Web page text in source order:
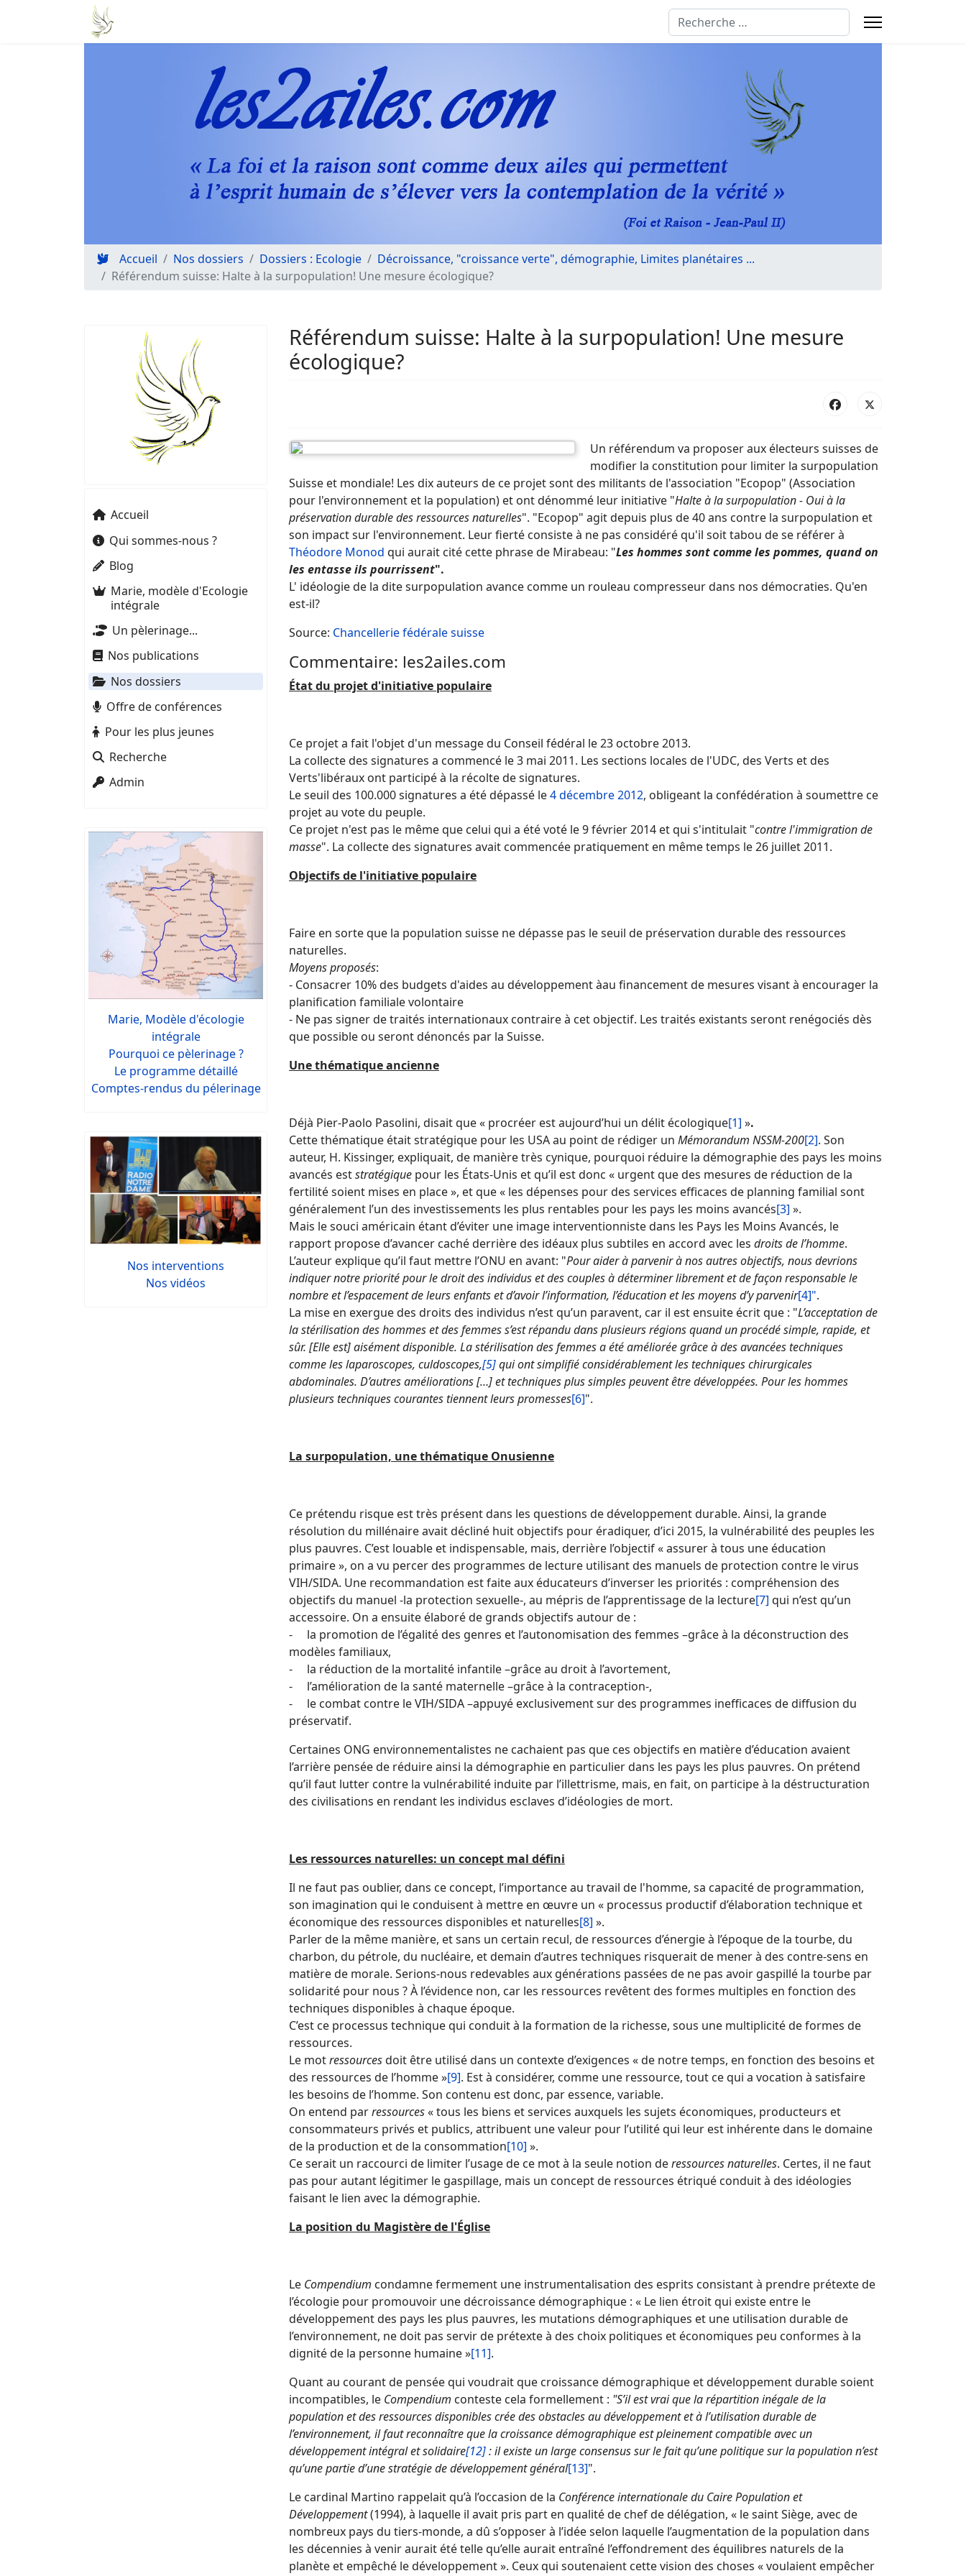
Rechercher
Accueil Nos dossiers Dossiers : Ecologie
Décroissance, "croissance verte", démographie, Limites planétaires ...
Référendum suisse: Halte à la surpopulation! Une mesure écologique?
Accueil
Qui sommes-nous ?
Blog
Marie, modèle d'Ecologie
intégrale
Un pèlerinage...
Nos publications
Nos dossiers
Offre de conférences
Pour les plus jeunes
Recherche
Admin
Marie, Modèle d'écologie
intégrale
Pourquoi ce pèlerinage ?
Le programme détaillé
Comptes-rendus du pélerinage
Nos interventions
Nos vidéos
Référendum suisse: Halte à la surpopulation! Une mesure
écologique?
Un référendum va proposer aux électeurs suisses de
modifier la constitution pour limiter la surpopulation
Suisse et mondiale! Les dix auteurs de ce projet sont des militants de l'association "Ecopop" (Association
pour l'environnement et la population) et ont dénommé leur initiative "Halte à la surpopulation - Oui à la
préservation durable des ressources naturelles". "Ecopop" agit depuis plus de 40 ans contre la surpopulation et
son impact sur l'environnement. Leur fierté consiste à ne pas considéré qu'il soit tabou de se référer à
Théodore Monod qui aurait cité cette phrase de Mirabeau: "Les hommes sont comme les pommes, quand on
les entasse ils pourrissent".
L' idéologie de la dite surpopulation avance comme un rouleau compresseur dans nos démocraties. Qu'en
est-il?
Source: Chancellerie fédérale suisse
Commentaire: les2ailes.com
État du projet d'initiative populaire
Ce projet a fait l'objet d'un message du Conseil fédéral le 23 octobre 2013.
La collecte des signatures a commencé le 3 mai 2011. Les sections locales de l'UDC, des Verts et des
Verts'libéraux ont participé à la récolte de signatures.
Le seuil des 100.000 signatures a été dépassé le4 décembre 2012, obligeant la confédération à soumettre ce
projet au vote du peuple.
Ce projet n'est pas le même que celui qui a été voté le 9 février 2014 et qui s'intitulait "contre l'immigration de
masse". La collecte des signatures avait commencée pratiquement en même temps le 26 juillet 2011.
Objectifs de l'initiative populaire
Faire en sorte que la population suisse ne dépasse pas le seuil de préservation durable des ressources
naturelles.
Moyens proposés:
- Consacrer 10% des budgets d'aides au développement àau financement de mesures visant à encourager la
planification familiale volontaire
- Ne pas signer de traités internationaux contraire à cet objectif. Les traités existants seront renégociés dès
que possible ou seront dénoncés par la Suisse.
Une thématique ancienne
Déjà Pier-Paolo Pasolini, disait que « procréer est aujourd’hui un délit écologique[1] ».
Cette thématique était stratégique pour les USA au point de rédiger un Mémorandum NSSM-200[2]. Son
auteur, H. Kissinger, expliquait, de manière très cynique, pourquoi réduire la démographie des pays les moins
avancés eststratégique pour les États-Unis et qu’il est donc « urgent que des mesures de réduction de la
fertilité soient mises en place », et que « les dépenses pour des services efficaces de planning familial sont
généralement l’un des investissements les plus rentables pour les pays les moins avancés[3] ».
Mais le souci américain étant d’éviter une image interventionniste dans les Pays les Moins Avancés, le
rapport propose d’avancer caché derrière des idéaux plus subtiles en accord avec les droits de l’homme.
L’auteur explique qu’il faut mettre l’ONU en avant: "Pour aider à parvenir à nos autres objectifs, nous devrions
indiquer notre priorité pour le droit des individus et des couples à déterminer librement et de façon responsable le
nombre et l’espacement de leurs enfants et d’avoir l’information, l’éducation et les moyens d’y parvenir[4]".
La mise en exergue des droits des individus n’est qu’un paravent, car il est ensuite écrit que : "L’acceptation de
la stérilisation des hommes et des femmes s’est répandu dans plusieurs régions quand un procédé simple, rapide, et
sûr. [Elle est] aisément disponible. La stérilisation des femmes a été améliorée grâce à des avancées techniques
comme les laparoscopes, culdoscopes,[5]qui ont simplifié considérablement les techniques chirurgicales
abdominales. D’autres améliorations […] et techniques plus simples peuvent être développées. Pour les hommes
plusieurs techniques courantes tiennent leurs promesses[6]".
La surpopulation, une thématique Onusienne
Ce prétendu risque est très présent dans les questions de développement durable. Ainsi, la grande
résolution du millénaire avait décliné huit objectifs pour éradiquer, d’ici 2015, la vulnérabilité des peuples les
plus pauvres. C’est louable et indispensable, mais, derrière l’objectif « assurer à tous une éducation
primaire », on a vu percer des programmes de lecture utilisant des manuels de protection contre le virus
VIH/SIDA. Une recommandation est faite aux éducateurs d’inverser les priorités : compréhension des
objectifs du manuel -la protection sexuelle-, au mépris de l’apprentissage de la lecture[7] qui n’est qu’un
accessoire. On a ensuite élaboré de grands objectifs autour de :
- la promotion de l’égalité des genres et l’autonomisation des femmes –grâce à la déconstruction des
modèles familiaux,
- la réduction de la mortalité infantile –grâce au droit à l’avortement,
- l’amélioration de la santé maternelle –grâce à la contraception-,
- le combat contre le VIH/SIDA –appuyé exclusivement sur des programmes inefficaces de diffusion du
préservatif.
Certaines ONG environnementalistes ne cachaient pas que ces objectifs en matière d’éducation avaient
l’arrière pensée de réduire ainsi la démographie en particulier dans les pays les plus pauvres. On prétend
qu’il faut lutter contre la vulnérabilité induite par l’illettrisme, mais, en fait, on participe à la déstructuration
des civilisations en rendant les individus esclaves d’idéologies de mort.
Les ressources naturelles: un concept mal défini
Il ne faut pas oublier, dans ce concept, l’importance au travail de l'homme, sa capacité de programmation,
son imagination qui le conduisent à mettre en œuvre un « processus productif d’élaboration technique et
économique des ressources disponibles et naturelles[8] ».
Parler de la même manière, et sans un certain recul, de ressources d’énergie à l’époque de la tourbe, du
charbon, du pétrole, du nucléaire, et demain d’autres techniques risquerait de mener à des contre-sens en
matière de morale. Serions-nous redevables aux générations passées de ne pas avoir gaspillé la tourbe par
solidarité pour nous ? À l’évidence non, car les ressources revêtent des formes multiples en fonction des
techniques disponibles à chaque époque.
C’est ce processus technique qui conduit à la formation de la richesse, sous une multiplicité de formes de
ressources.
Le motressourcesdoit être utilisé dans un contexte d’exigences « de notre temps, en fonction des besoins et
des ressources de l’homme »[9]. Est à considérer, comme une ressource, tout ce qui a vocation à satisfaire
les besoins de l’homme. Son contenu est donc, par essence, variable.
On entend parressources« tous les biens et services auxquels les sujets économiques, producteurs et
consommateurs privés et publics, attribuent une valeur pour l’utilité qui leur est inhérente dans le domaine
de la production et de la consommation[10] ».
Ce serait un raccourci de limiter l’usage de ce mot à la seule notion deressources naturelles. Certes, il ne faut
pas pour autant légitimer le gaspillage, mais un concept de ressources étriqué conduit à des idéologies
faisant le lien avec la démographie.
La position du Magistère de l'Église
Le Compendium condamne fermement une instrumentalisation des esprits consistant à prendre prétexte de
l’écologie pour promouvoir une décroissance démographique : « Le lien étroit qui existe entre le
développement des pays les plus pauvres, les mutations démographiques et une utilisation durable de
l’environnement, ne doit pas servir de prétexte à des choix politiques et économiques peu conformes à la
dignité de la personne humaine »[11].
Quant au courant de pensée qui voudrait que croissance démographique et développement durable soient
incompatibles, le Compendium conteste cela formellement : "S’il est vrai que la répartition inégale de la
population et des ressources disponibles crée des obstacles au développement et à l’utilisation durable de
l’environnement, il faut reconnaître que la croissance démographique est pleinement compatible avec un
développement intégral et solidaire[12]: il existe un large consensus sur le fait qu’une politique sur la population n’est
qu’une partie d’une stratégie de développement général[13]".
Le cardinal Martino rappelait qu’à l’occasion de la Conférence internationale du Caire Population et
Développement(1994), à laquelle il avait pris part en qualité de chef de délégation, « le saint Siège, avec de
nombreux pays du tiers-monde, a dû s’opposer à l’idée selon laquelle l’augmentation de la population dans
les décennies à venir aurait été telle qu’elle aurait entraîné l’effondrement des équilibres naturels de la
planète et empêché le développement ». Ceux qui soutenaient cette vision des choses « voulaient empêcher